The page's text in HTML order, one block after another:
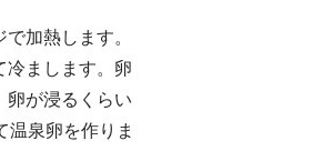
加熱します。
冷まします。卵
卵が浸るくらい
泉卵を作りま